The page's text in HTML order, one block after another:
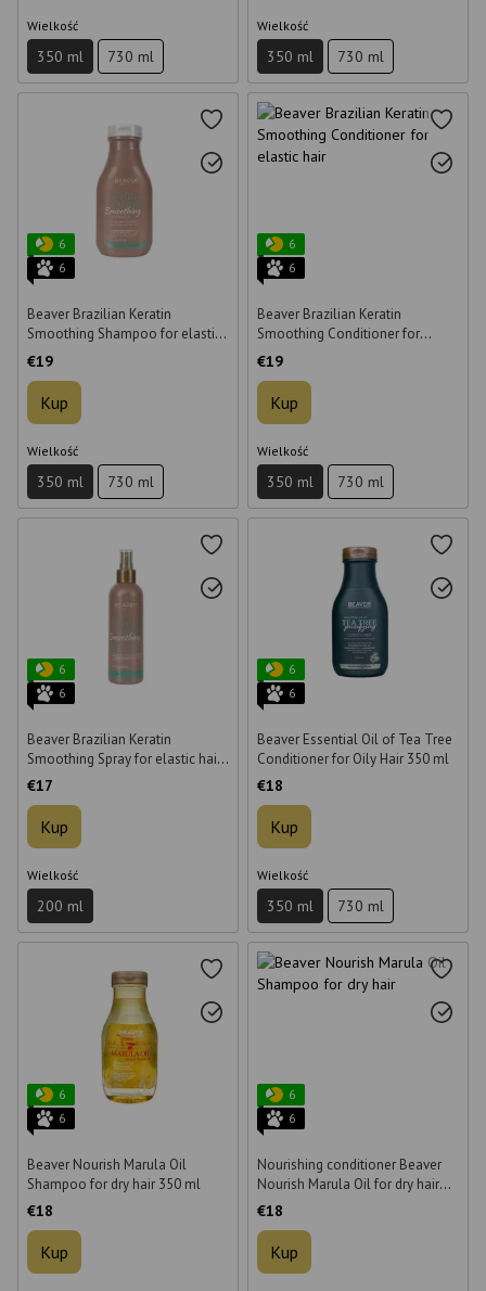
Wielkość
350 ml 730 ml
Wielkość
350 ml 730 ml
6
6
Beaver Brazilian Keratin
Smoothing Shampoo for elastic
hair 350 ml
€19
Kup
Wielkość
350 ml 730 ml
6
6
Beaver Brazilian Keratin
Smoothing Conditioner for
elastic hair 350 ml
€19
Kup
Wielkość
350 ml 730 ml
6
6
Beaver Brazilian Keratin
Smoothing Spray for elastic hair
200 ml
€17
Kup
Wielkość
200 ml
6
6
Beaver Essential Oil of Tea Tree
Conditioner for Oily Hair 350 ml
€18
Kup
Wielkość
350 ml 730 ml
6
6
Beaver Nourish Marula Oil
Shampoo for dry hair 350 ml
€18
Kup
6
6
Nourishing conditioner Beaver
Nourish Marula Oil for dry hair
350 ml
€18
Kup